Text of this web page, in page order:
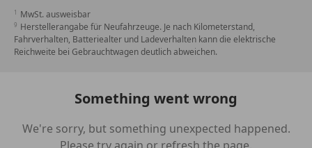
System Live Traffic
Fahrwerks-Dämpfungssystem mit Wahlstufen
(Comfort + Sport)
Feststellbremse elektrisch
Fußmatten Velours
MwSt. ausweisbar
Herstellerangabe für Neufahrzeuge. Je nach Kilometerstand,
Fahrverhalten, Batteriealter und Ladeverhalten kann die elektrische
Reichweite bei Gebrauchtwagen deutlich abweichen.
Something went wrong
We're sorry, but something unexpected happened.